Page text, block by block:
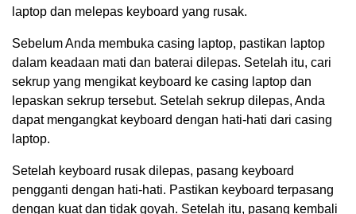
laptop dan melepas keyboard yang rusak.
Sebelum Anda membuka casing laptop, pastikan laptop
dalam keadaan mati dan baterai dilepas. Setelah itu, cari
sekrup yang mengikat keyboard ke casing laptop dan
lepaskan sekrup tersebut. Setelah sekrup dilepas, Anda
dapat mengangkat keyboard dengan hati-hati dari casing
laptop.
Setelah keyboard rusak dilepas, pasang keyboard
pengganti dengan hati-hati. Pastikan keyboard terpasang
dengan kuat dan tidak goyah. Setelah itu, pasang kembali